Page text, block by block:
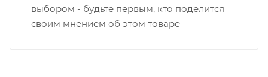
выбором - будьте первым, кто поделится
своим мнением об этом товаре